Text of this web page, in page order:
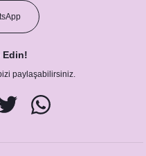
Edin!
paylaşabilirsiniz.